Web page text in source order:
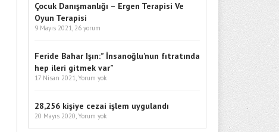
Çocuk Danışmanlığı – Ergen Terapisi Ve
Oyun Terapisi
9 Mayıs 2021, 26 yorum
Feride Bahar Işın:” İnsanoğlu’nun fıtratında
hep ileri gitmek var”
17 Nisan 2021, Yorum yok
28,256 kişiye cezai işlem uygulandı
20 Mayıs 2020, Yorum yok